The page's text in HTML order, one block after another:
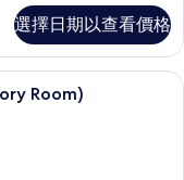
選擇日期以查看價格
箱、遮光布/窗簾、隔音、
Room)